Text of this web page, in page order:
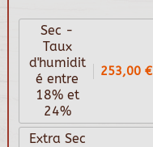
Sec -
Taux
d'humidit
é entre
18% et
24%
253,00 €
Extra Sec